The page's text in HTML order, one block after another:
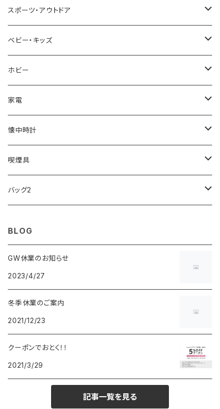
NIXON
AVALANCHE
ORIENT
ZEPPELIN
SKAGEN
FOOTBALL WATCHES
ARCA FUTURA
DISNEY
FOREVER
CLUSE
DIESEL
ALV
Merge
ETTINGER
COACH
BVLGARI
VANQUISH
DUNHILL
BEAMZSQUARE
TOMMY HILFIGER
22designstudio
BOTTEGA VENETA
EMPORIO ARMANI
CALVIN KLEIN
DANIEL WELLINGTON
SWAROVSKI
VIVIENNE WESTWOOD
MICHAEL KORS
MARC JACOBS
DIESEL
NEWYORKER
OROBIANCO
Ellese
COLEMAN
MONTBLANC
Fashion Accessory Cllection
ISLAND
ATLANTIC STARS
VIVIENNE WESTWOOD
POLO RALPH LAUREN
BEAMZSQUARE
BLAZER CLUB
ANDY HAWARD
G GUSTO
GULLWING
LESPORTSAC
PRADA
BROMPTON
HAMILTON
INCASE
CITIZEN
BRAUN
RHYTHM
BLOSSOM
MONDAINE
MAWA
その他
TANACOCORO
WOODEN
CASIO
Helios
VALENTINO VISCANI
LAMY
WATERMAN
PARKER
PELIKAN
CROSS
MONTBLANC
SWAROVSKI
SMYTHSON
スポーツ・アウトドア
Trangia
Barebones
FEUERHAND
CASIO
ベビー・キッズ
ふわりぃ
ERGO BABY
ホビー
その他
AMOS
OMMIX
COACH
家電
CREATE
TORAY
OMRON
Micol
懐中時計
MONDAINE
喫煙具
ZIPPO
バッグ2
BLOG
GW休業のお知らせ
2023/4/27
冬季休業のご案内
2021/12/23
クーポンでおとく！！
2021/3/29
記事一覧を見る